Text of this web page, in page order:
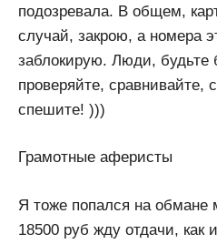
подозревала. В общем,
случай, закрою, а номера
заблокирую. Люди, будьте
проверяйте, сравнивайте,
спешите! )))
Грамотные аферисты
Я тоже попался на
18500 руб жду отдачи, как